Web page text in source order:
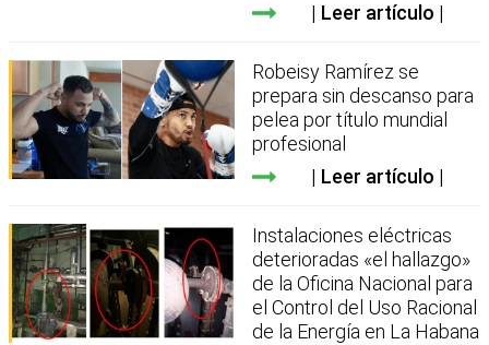
Leer artículo
Robeisy Ramírez se
prepara sin descanso para
pelea por título mundial
profesional
Leer artículo
Instalaciones eléctricas
deterioradas «el hallazgo»
de la Oficina Nacional para
el Control del Uso Racional
de la Energía en La Habana